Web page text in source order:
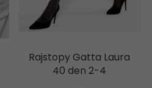
Rajstopy Gatta Laura
40 den 2-4